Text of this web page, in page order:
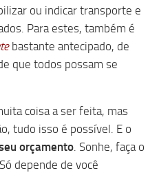
ou indicar transporte e
Para estes, também é
bastante antecipado, de
que todos possam se
coisa a ser feita, mas
tudo isso é possível. E o
orçamento. Sonhe, faça o
depende de você